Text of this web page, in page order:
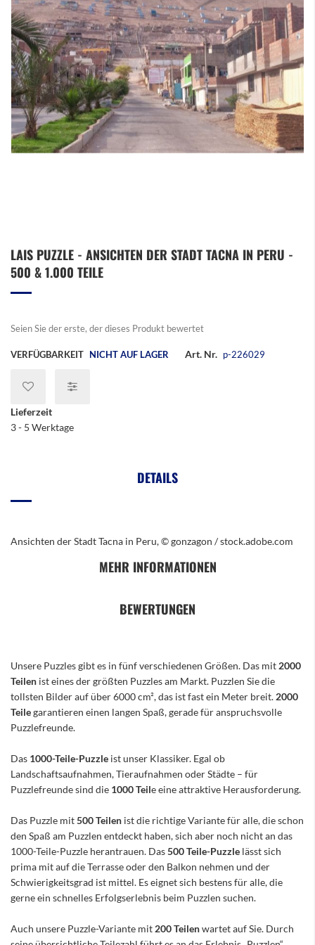
Anfang
der
LAIS PUZZLE - ANSICHTEN DER STADT TACNA IN PERU -
500 & 1.000 TEILE
Seien Sie der erste, der dieses Produkt bewertet
VERFÜGBARKEIT NICHT AUF LAGER Art. Nr. p-226029
Lieferzeit
3 - 5 Werktage
DETAILS
Ansichten der Stadt Tacna in Peru, © gonzagon / stock.adobe.com
MEHR INFORMATIONEN
BEWERTUNGEN
Unsere Puzzles gibt es in fünf verschiedenen Größen. Das mit 2000
Teilen ist eines der größten Puzzles am Markt. Puzzlen Sie die
tollsten Bilder auf über 6000 cm², das ist fast ein Meter breit. 2000
Teilegarantieren einen langen Spaß, gerade für anspruchsvolle
Puzzlefreunde.
Das 1000-Teile-Puzzle ist unser Klassiker. Egal ob
Landschaftsaufnahmen, Tieraufnahmen oder Städte – für
Puzzlefreunde sind die 1000 Teile eine attraktive Herausforderung.
Das Puzzle mit500 Teilen ist die richtige Variante für alle, die schon
den Spaß am Puzzlen entdeckt haben, sich aber noch nicht an das
1000-Teile-Puzzle herantrauen. Das500 Teile-Puzzle lässt sich
prima mit auf die Terrasse oder den Balkon nehmen und der
Schwierigkeitsgrad ist mittel. Es eignet sich bestens für alle, die
gerne ein schnelles Erfolgserlebnis beim Puzzlen suchen.
Auch unsere Puzzle-Variante mit 200 Teilenwartet auf Sie. Durch